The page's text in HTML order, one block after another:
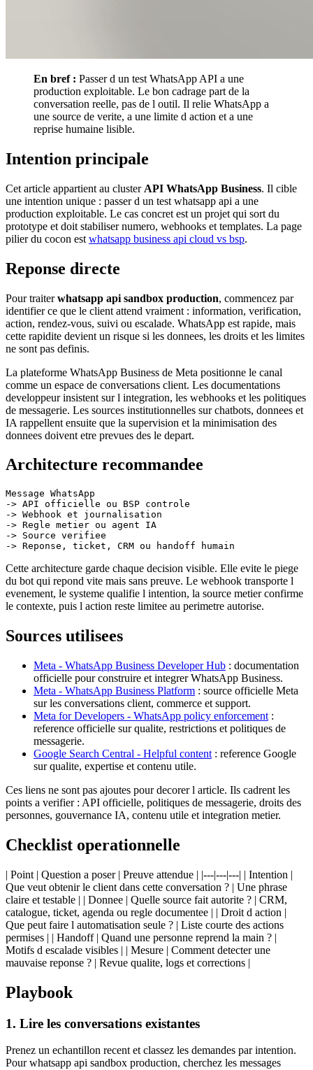
En bref : Passer d un test WhatsApp API a une
production exploitable. Le bon cadrage part de la
conversation reelle, pas de l outil. Il relie WhatsApp a
une source de verite, a une limite d action et a une
reprise humaine lisible.
Intention principale
Cet article appartient au cluster API WhatsApp Business. Il cible
une intention unique : passer d un test whatsapp api a une
production exploitable. Le cas concret est un projet qui sort du
prototype et doit stabiliser numero, webhooks et templates. La page
pilier du cocon est whatsapp business api cloud vs bsp.
Reponse directe
Pour traiterwhatsapp api sandbox production, commencez par
identifier ce que le client attend vraiment : information, verification,
action, rendez-vous, suivi ou escalade. WhatsApp est rapide, mais
cette rapidite devient un risque si les donnees, les droits et les limites
ne sont pas definis.
La plateforme WhatsApp Business de Meta positionne le canal
comme un espace de conversations client. Les documentations
developpeur insistent sur l integration, les webhooks et les politiques
de messagerie. Les sources institutionnelles sur chatbots, donnees et
IA rappellent ensuite que la supervision et la minimisation des
donnees doivent etre prevues des le depart.
Architecture recommandee
Message WhatsApp
-> API officielle ou BSP controle
-> Webhook et journalisation
-> Regle metier ou agent IA
-> Source verifiee
Cette architecture garde chaque decision visible. Elle evite le piege
du bot qui repond vite mais sans preuve. Le webhook transporte l
evenement, le systeme qualifie l intention, la source metier confirme
le contexte, puis l action reste limitee au perimetre autorise.
Sources utilisees
Meta - WhatsApp Business Developer Hub : documentation
officielle pour construire et integrer WhatsApp Business.
Meta - WhatsApp Business Platform : source officielle Meta
sur les conversations client, commerce et support.
Meta for Developers - WhatsApp policy enforcement :
reference officielle sur qualite, restrictions et politiques de
messagerie.
Google Search Central - Helpful content : reference Google
sur qualite, expertise et contenu utile.
Ces liens ne sont pas ajoutes pour decorer l article. Ils cadrent les
points a verifier : API officielle, politiques de messagerie, droits des
personnes, gouvernance IA, contenu utile et integration metier.
Checklist operationnelle
| Point | Question a poser | Preuve attendue | |---|---|---| | Intention |
Que veut obtenir le client dans cette conversation ? | Une phrase
claire et testable | | Donnee | Quelle source fait autorite ? | CRM,
catalogue, ticket, agenda ou regle documentee | | Droit d action |
Que peut faire l automatisation seule ? | Liste courte des actions
permises | | Handoff | Quand une personne reprend la main ? |
Motifs d escalade visibles | | Mesure | Comment detecter une
mauvaise reponse ? | Revue qualite, logs et corrections |
Playbook
1. Lire les conversations existantes
Prenez un echantillon recent et classez les demandes par intention.
Pour whatsapp api sandbox production, cherchez les messages